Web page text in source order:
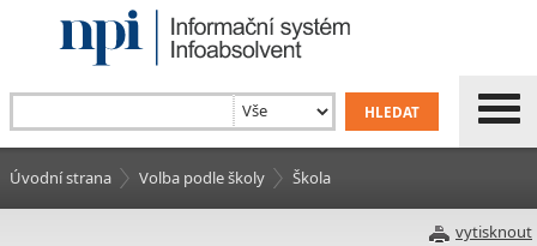
Úvodní strana Volba podle školy Škola
vytisknout